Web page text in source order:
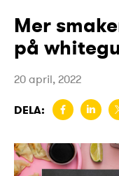
Mer
på
20 april, 2022
DELA: